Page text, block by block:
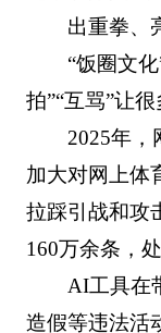
出重拳、
“饭圈文
拍”“互骂”让
2025年，
加大对网上体
拉踩引战和攻
160万余条，
AI工具在
造假等违法